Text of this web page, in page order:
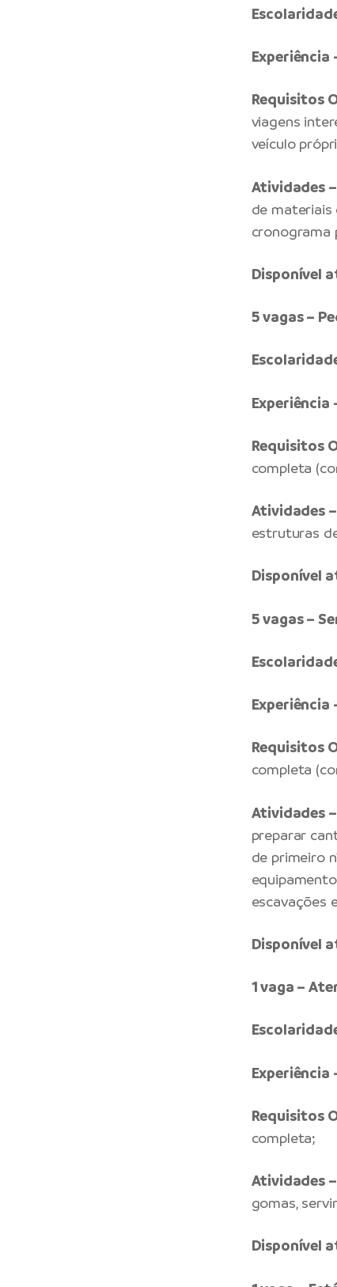
Experiência
Requisitos
viagens
veículo
Atividades –
de materiais
cronograma
Disponível
5 vagas –
Experiência
Requisitos
completa
Atividades –
estruturas
Disponível
5 vagas –
Experiência
Requisitos
completa
Atividades –
preparar
de primeiro
escavações
Disponível
1 vaga –
Experiência
Requisitos
completa;
Atividades –
gomas,
Disponível